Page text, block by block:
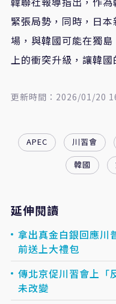
緊張局勢，同時，日
場，與韓國可能在獨
上的衝突升級，讓韓
更新時間：2026/01/20
APEC 川習會
韓國
延伸閱讀
拿出真金白銀回應
前送上大禮包
傳北京促川習會上
未改變